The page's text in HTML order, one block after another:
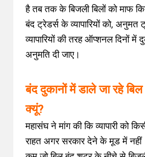
है तब तक के बिजली बिलों को माफ
बंद ट्रेडर्स के व्यापारियों को, अनुमत
व्यापारियों की तरह ऑप्शनल दिनों में
अनुमति दी जाए।
बंद दुकानों में डाले जा रहे बिल
क्यूं?
महासंघ ने मांग की कि व्यापारी को
राहत अगर सरकार देने के मूड में